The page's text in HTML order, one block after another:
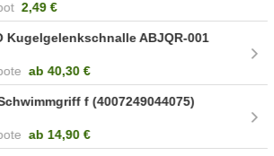
2,49 €
Kugelgelenkschnalle ABJQR-001
ab40,30 €
f (4007249044075)
ab 14,90 €